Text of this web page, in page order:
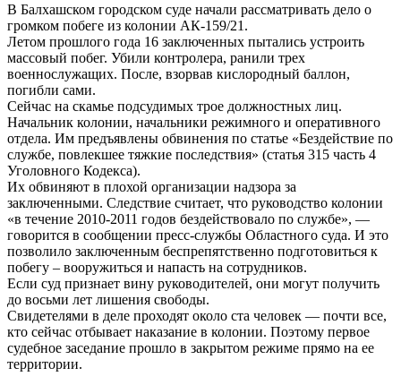
В Балхашском городском суде начали рассматривать дело о
громком побеге из колонии АК-159/21.
Летом прошлого года 16 заключенных пытались устроить
массовый побег. Убили контролера, ранили трех
военнослужащих. После, взорвав кислородный баллон,
погибли сами.
Сейчас на скамье подсудимых трое должностных лиц.
Начальник колонии, начальники режимного и оперативного
отдела. Им предъявлены обвинения по статье «Бездействие по
службе, повлекшее тяжкие последствия» (статья 315 часть 4
Уголовного Кодекса).
Их обвиняют в плохой организации надзора за
заключенными. Следствие считает, что руководство колонии
«в течение 2010-2011 годов бездействовало по службе», —
говорится в сообщении пресс-службы Областного суда. И это
позволило заключенным беспрепятственно подготовиться к
побегу – вооружиться и напасть на сотрудников.
Если суд признает вину руководителей, они могут получить
до восьми лет лишения свободы.
Свидетелями в деле проходят около ста человек — почти все,
кто сейчас отбывает наказание в колонии. Поэтому первое
судебное заседание прошло в закрытом режиме прямо на ее
территории.